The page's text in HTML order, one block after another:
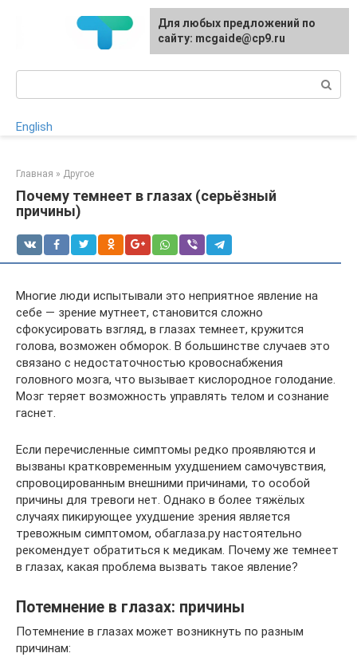
English
Главная » Другое
Почему темнеет в глазах (серьёзный
причины)
Многие люди испытывали это неприятное явление на
себе — зрение мутнеет, становится сложно
сфокусировать взгляд, в глазах темнеет, кружится
голова, возможен обморок. В большинстве случаев это
связано с недостаточностью кровоснабжения
головного мозга, что вызывает кислородное голодание.
Мозг теряет возможность управлять телом и сознание
гаснет.
Если перечисленные симптомы редко проявляются и
вызваны кратковременным ухудшением самочувствия,
спровоцированным внешними причинами, то особой
причины для тревоги нет. Однако в более тяжёлых
случаях пикирующее ухудшение зрения является
тревожным симптомом, обaглaза.ру настоятельно
рекомендует обратиться к медикам. Почему же темнеет
в глазах, какая проблема вызвать такое явление?
Потемнение в глазах: причины
Потемнение в глазах может возникнуть по разным
причинам:
Для любых предложений по
сайту: mcgaide@cp9.ru